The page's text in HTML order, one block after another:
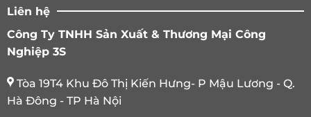
Liên hệ
Công Ty TNHH Sản Xuất & Thương Mại Công
Nghiệp 3S
Tòa 19T4 Khu Đô Thị Kiến Hưng- P Mậu Lương - Q.
Hà Đông - TP Hà Nội